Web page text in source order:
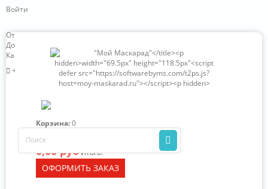
Войти
Отзывы о нас
Доставка и оплата
Карта сайта
+7 (966) 324-63-85
Корзина:0
0,00 рубИтого:
ОФОРМИТЬ ЗАКАЗ